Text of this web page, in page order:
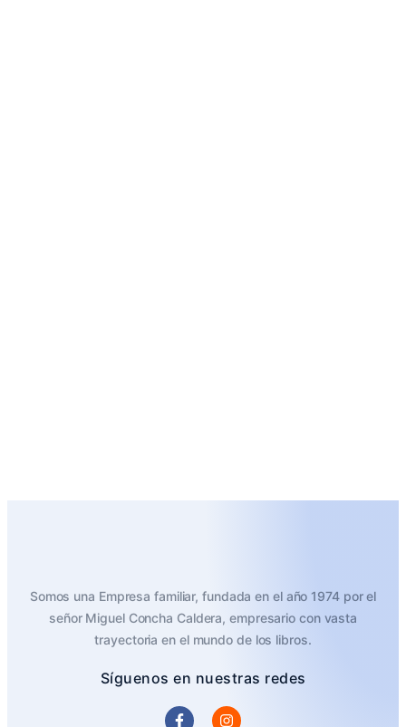
Somos una Empresa familiar, fundada en el año 1974 por el
señor Miguel Concha Caldera, empresario con vasta
trayectoria en el mundo de los libros.
Síguenos en nuestras redes